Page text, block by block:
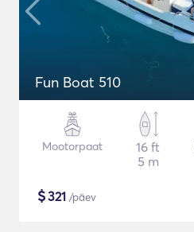
Fun Boat 510
Mootorpaat
16 ft
5 m
$321 /päev